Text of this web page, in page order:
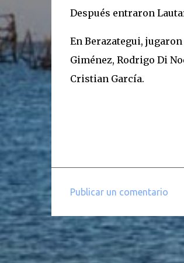
Después entraron
En Berazategui,
Giménez, Rodrigo Di
Cristian García.
o
m
e
Publicar un comentario